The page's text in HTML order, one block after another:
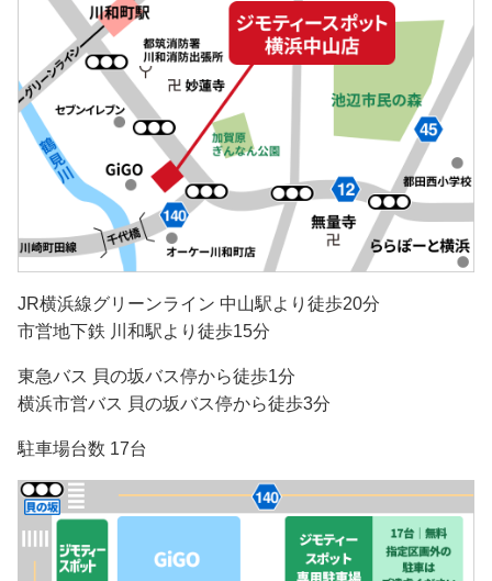
JR横浜線グリーンライン 中山駅より徒歩20分
市営地下鉄 川和駅より徒歩15分
東急バス 貝の坂バス停から徒歩1分
横浜市営バス 貝の坂バス停から徒歩3分
駐車場台数 17台